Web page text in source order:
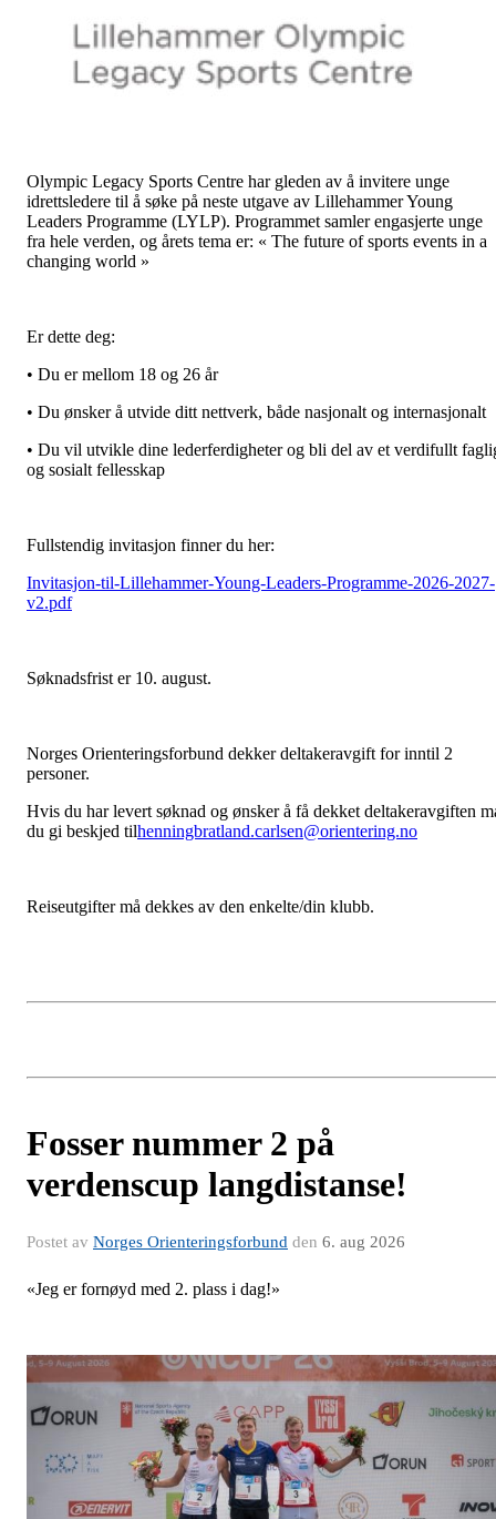
Olympic Legacy Sports Centre har gleden av å invitere unge
idrettsledere til å søke på neste utgave av Lillehammer Young
Leaders Programme (LYLP). Programmet samler engasjerte unge
fra hele verden, og årets tema er: « The future of sports events in a
changing world »
Er dette deg:
• Du er mellom 18 og 26 år
• Du ønsker å utvide ditt nettverk, både nasjonalt og internasjonalt
• Du vil utvikle dine lederferdigheter og bli del av et verdifullt
og sosialt fellesskap
Fullstendig invitasjon finner du her:
Invitasjon-til-Lillehammer-Young-Leaders-Programme-2026-2027-
v2.pdf
Søknadsfrist er 10. august.
Norges Orienteringsforbund dekker deltakeravgift for inntil 2
personer.
Hvis du har levert søknad og ønsker å få dekket deltakeravgiften
du gi beskjed tilhenningbratland.carlsen@orientering.no
Reiseutgifter må dekkes av den enkelte/din klubb.
Fosser nummer 2 på
verdenscup langdistanse!
Postet av Norges Orienteringsforbund den 6. aug 2026
«Jeg er fornøyd med 2. plass i dag!»